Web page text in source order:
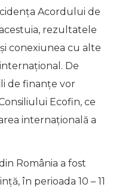
Acordului de
rezultatele
conexiunea cu alte
De
de finanțe vor
Ecofin, ce
internaţională a
România a fost
în perioada 10 – 11